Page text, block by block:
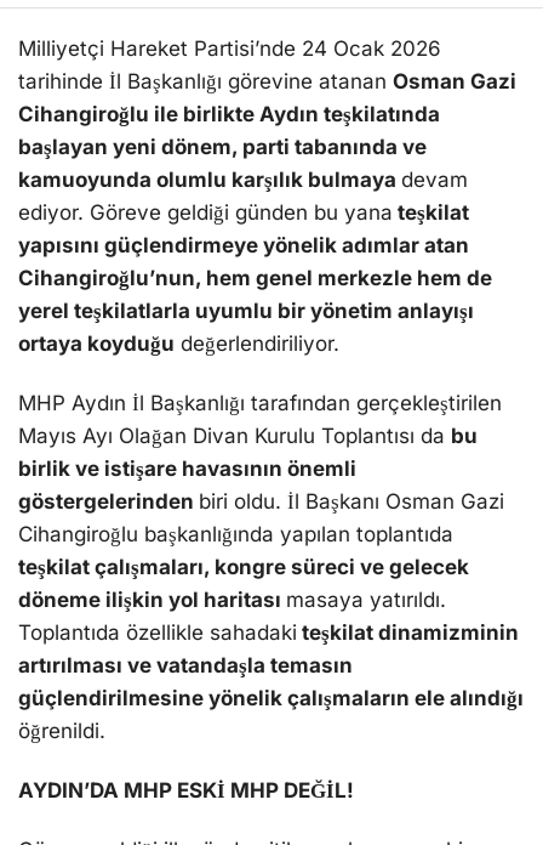
Milliyetçi Hareket Partisi’nde 24 Ocak 2026
tarihinde İl Başkanlığı görevine atanan Osman Gazi
Cihangiroğlu ile birlikte Aydın teşkilatında
başlayan yeni dönem, parti tabanında ve
kamuoyunda olumlu karşılık bulmaya devam
ediyor. Göreve geldiği günden bu yana teşkilat
yapısını güçlendirmeye yönelik adımlar atan
Cihangiroğlu’nun, hem genel merkezle hem de
yerel teşkilatlarla uyumlu bir yönetim anlayışı
ortaya koyduğu değerlendiriliyor.
MHP Aydın İl Başkanlığı tarafından gerçekleştirilen
Mayıs Ayı Olağan Divan Kurulu Toplantısı da bu
birlik ve istişare havasının önemli
göstergelerinden biri oldu. İl Başkanı Osman Gazi
Cihangiroğlu başkanlığında yapılan toplantıda
teşkilat çalışmaları, kongre süreci ve gelecek
döneme ilişkin yol haritası masaya yatırıldı.
Toplantıda özellikle sahadaki teşkilat dinamizminin
artırılması ve vatandaşla temasın
güçlendirilmesine yönelik çalışmaların ele alındığı
öğrenildi.
AYDIN’DA MHP ESKİ MHP DEĞİL!